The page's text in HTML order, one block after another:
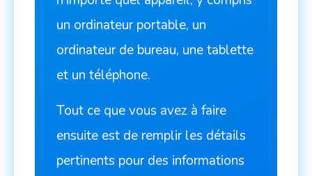
un ordinateur portable, un
ordinateur de bureau, une tablette
et un téléphone.
Tout ce que vous avez à faire
ensuite est de remplir les détails
pertinents pour des informations